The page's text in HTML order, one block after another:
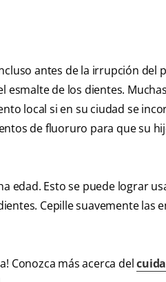
antes de la irrupción del
esmalte de los dientes.
local si en su ciudad se
de fluoruro para que su
edad. Esto se puede lograr
Cepille suavemente las
Conozca más acerca del